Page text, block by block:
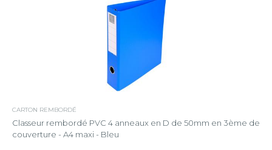
CARTON REMBORDÉ
Classeur rembordé PVC 4 anneaux en D de 50mm en 3ème de
couverture - A4 maxi - Bleu